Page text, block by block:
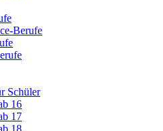
Berufe
Schüler
16
17
18